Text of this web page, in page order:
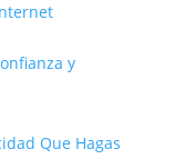
y
Que Hagas